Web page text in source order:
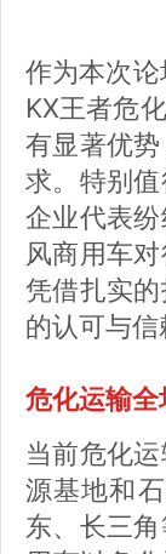
作为本次
KX王者危
有显著优
求。特别
企业代表
风商用车
凭借扎实
的认可与信
危化运输
当前危化
源基地和
东、长三